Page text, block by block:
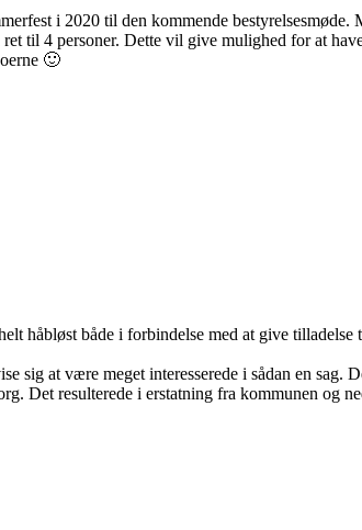
i 2020 til den kommende bestyrelsesmøde.
til 4 personer. Dette vil give mulighed for at
🙂
håbløst både i forbindelse med at give
at være meget interesserede i sådan en sag.
Det resulterede i erstatning fra kommunen og